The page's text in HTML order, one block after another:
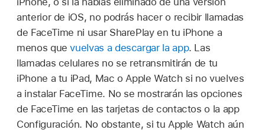
anterior de iOS, no podrás hacer o recibir llamadas
de FaceTime ni usar SharePlay en tu iPhone a
menos quevuelvas a descargar la app. Las
llamadas celulares no se retransmitirán de tu
iPhone a tu iPad, Mac o Apple Watch si no vuelves
a instalar FaceTime. No se mostrarán las opciones
de FaceTime en las tarjetas de contactos o la app
Configuración. No obstante, si tu Apple Watch aún